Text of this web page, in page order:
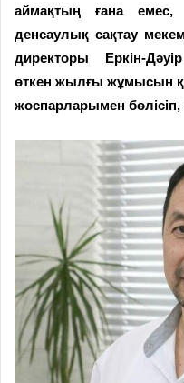
аймақтың ғана емес,
денсаулық сақтау
директоры Еркін-
өткен жылғы жұмысын
жоспарларымен бөлісіп,